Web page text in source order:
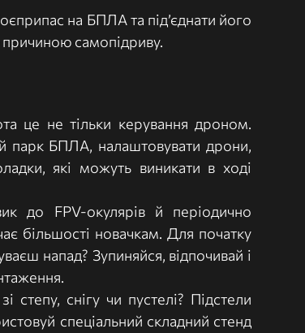
на БПЛА та під’єднати його
причиною самопідриву.
це не тільки керування дроном.
парк БПЛА, налаштовувати дрони,
які можуть виникати в ході
до FPV-окулярів й періодично
більшості новачкам. Для початку
напад? Зупиняйся, відпочивай і
степу, снігу чи пустелі? Підстели
спеціальний складний стенд